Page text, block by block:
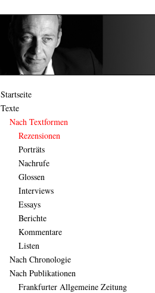
Startseite
Texte
Nach Textformen
Rezensionen
Porträts
Nachrufe
Glossen
Interviews
Essays
Berichte
Kommentare
Listen
Nach Chronologie
Nach Publikationen
Frankfurter Allgemeine Zeitung